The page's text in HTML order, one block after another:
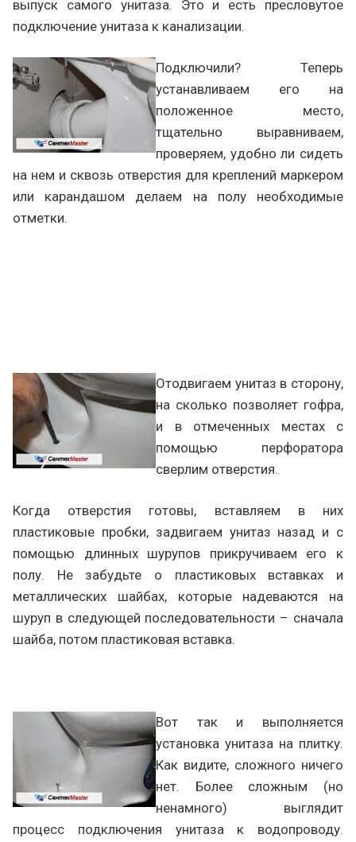
выпуск самого унитаза. Это и есть пресловутое
подключение унитаза к канализации.
Подключили? Теперь
устанавливаем его на
положенное место,
тщательно выравниваем,
проверяем, удобно ли сидеть
на нем и сквозь отверстия для креплений маркером
или карандашом делаем на полу необходимые
отметки.
Отодвигаем унитаз в сторону,
на сколько позволяет гофра,
и в отмеченных местах с
помощью перфоратора
сверлим отверстия.
Когда отверстия готовы, вставляем в них
пластиковые пробки, задвигаем унитаз назад и с
помощью длинных шурупов прикручиваем его к
полу. Не забудьте о пластиковых вставках и
металлических шайбах, которые надеваются на
шуруп в следующей последовательности – сначала
шайба, потом пластиковая вставка.
Вот так и выполняется
установка унитаза на плитку.
Как видите, сложного ничего
нет. Более сложным (но
ненамного) выглядит
процесс подключения унитаза к водопроводу.